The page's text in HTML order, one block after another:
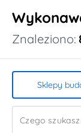
Znaleziono:
Sklepy